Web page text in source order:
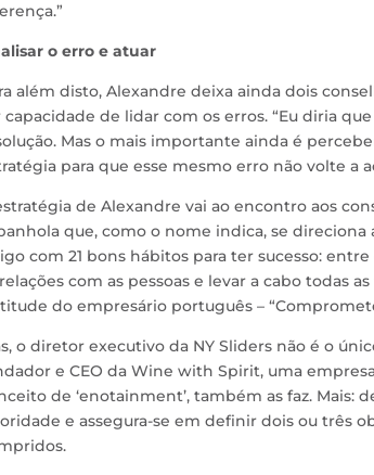
o erro e atuar
além disto, Alexandre deixa ainda dois
de lidar com os erros. “Eu diria
Mas o mais importante ainda é
para que esse mesmo erro não volte a
de Alexandre vai ao encontro aos
que, como o nome indica, se
com 21 bons hábitos para ter sucesso:
com as pessoas e levar a cabo todas
do empresário português –
o diretor executivo da NY Sliders não é o
e CEO da Wine with Spirit, uma
de ‘enotainment’, também as faz. Mais:
e assegura-se em definir dois ou três